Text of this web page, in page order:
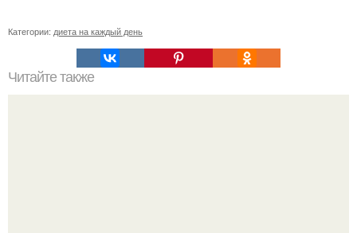
Категории: диета на каждый день
Читайте также